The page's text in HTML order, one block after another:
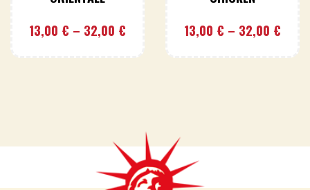
13,00 € – 32,00 €
13,00 € – 32,00 €